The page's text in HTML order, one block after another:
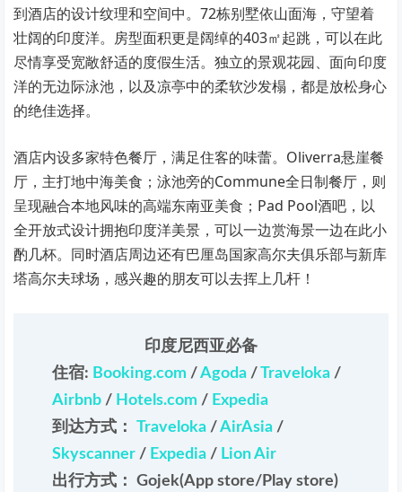
到酒店的设计纹理和空间中。72栋别墅依山面海，守望着
壮阔的印度洋。房型面积更是阔绰的403㎡起跳，可以在此
尽情享受宽敞舒适的度假生活。独立的景观花园、面向印度
洋的无边际泳池，以及凉亭中的柔软沙发榻，都是放松身心
的绝佳选择。
酒店内设多家特色餐厅，满足住客的味蕾。Oliverra悬崖餐
厅，主打地中海美食；泳池旁的Commune全日制餐厅，则
呈现融合本地风味的高端东南亚美食；Pad Pool酒吧，以
全开放式设计拥抱印度洋美景，可以一边赏海景一边在此小
酌几杯。同时酒店周边还有巴厘岛国家高尔夫俱乐部与新库
塔高尔夫球场，感兴趣的朋友可以去挥上几杆！
印度尼西亚必备
住宿: Booking.com /Agoda /Traveloka /
Airbnb / Hotels.com / Expedia
到达方式：Traveloka /AirAsia /
Skyscanner / Expedia / Lion Air
出行方式： Gojek(App store/Play store)